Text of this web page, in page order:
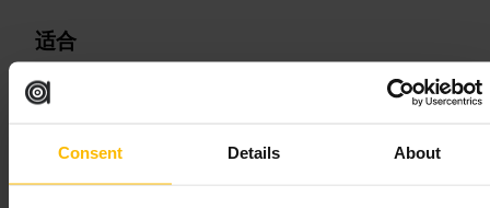
Consent Details About
适合
#
亲子友好
可期待的内容